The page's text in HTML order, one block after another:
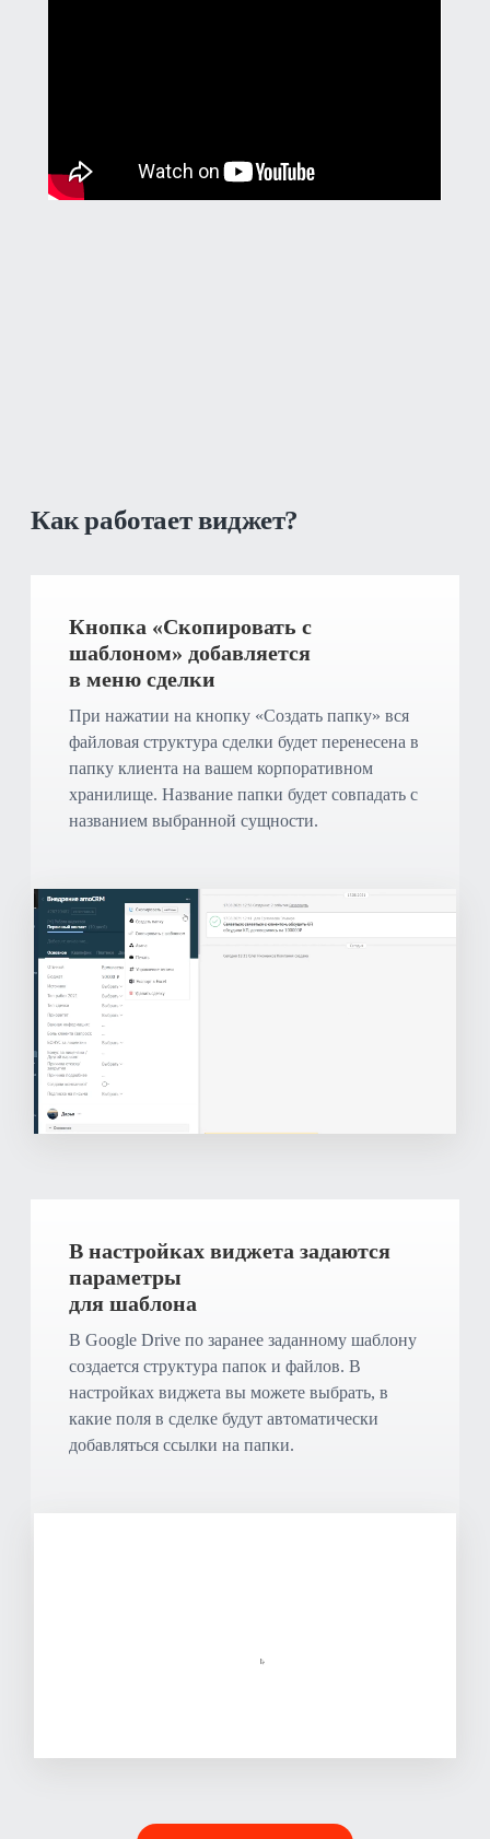
Как работает виджет?
Кнопка «Скопировать с
шаблоном» добавляется
в меню сделки
При нажатии на кнопку «Создать папку» вся
файловая структура сделки будет перенесена в
папку клиента на вашем корпоративном
хранилище. Название папки будет совпадать с
названием выбранной сущности.
В настройках виджета задаются
параметры
для шаблона
В Google Drive по заранее заданному шаблону
создается структура папок и файлов. В
настройках виджета вы можете выбрать, в
какие поля в сделке будут автоматически
добавляться ссылки на папки.